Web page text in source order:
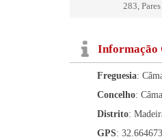
283,
Informação
Freguesia:
Concelho:
Distrito:
GPS: